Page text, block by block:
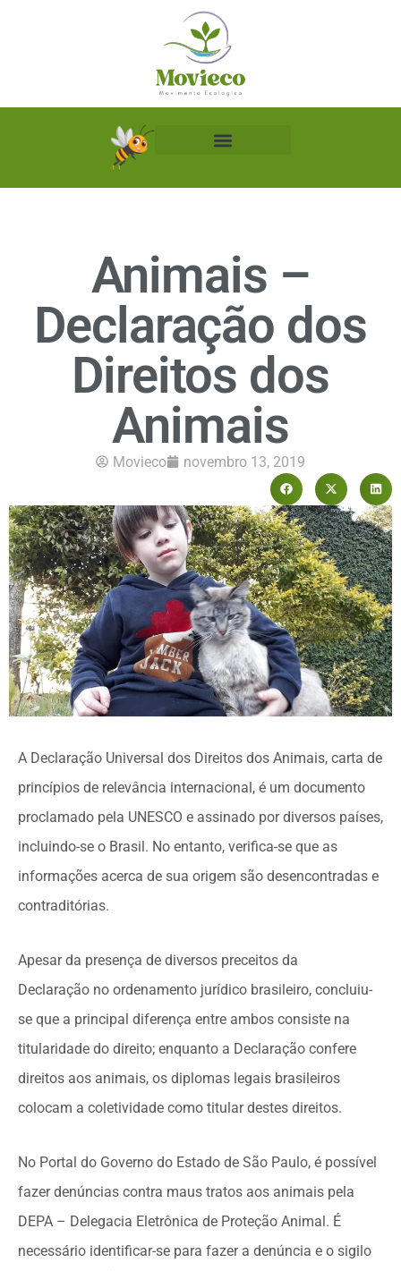
Animais –
Declaração dos
Direitos dos
Animais
Movieco novembro 13, 2019
A Declaração Universal dos Direitos dos Animais, carta de
princípios de relevância internacional, é um documento
proclamado pela UNESCO e assinado por diversos países,
incluindo-se o Brasil. No entanto, verifica-se que as
informações acerca de sua origem são desencontradas e
contraditórias.
Apesar da presença de diversos preceitos da
Declaração no ordenamento jurídico brasileiro, concluiu-
se que a principal diferença entre ambos consiste na
titularidade do direito; enquanto a Declaração confere
direitos aos animais, os diplomas legais brasileiros
colocam a coletividade como titular destes direitos.
No Portal do Governo do Estado de São Paulo, é possível
fazer denúncias contra maus tratos aos animais pela
DEPA – Delegacia Eletrônica de Proteção Animal. É
necessário identificar-se para fazer a denúncia e o sigilo